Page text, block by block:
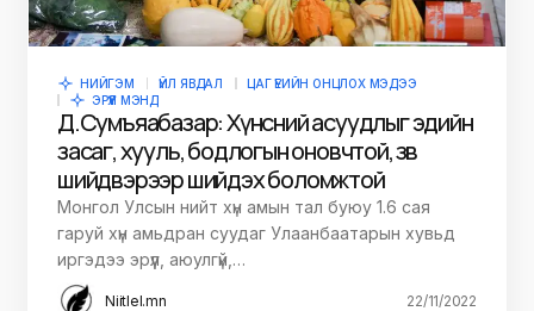
НИЙГЭМ ҮЙЛ ЯВДАЛ
ЦАГ ҮЕИЙН ОНЦЛОХ МЭДЭЭ
ЭРҮҮЛ МЭНД
Д.Сумъяабазар: Хүнсний асуудлыг эдийн
засаг, хууль, бодлогын оновчтой, зөв
шийдвэрээр шийдэх боломжтой
Монгол Улсын нийт хүн амын тал буюу 1.6 сая
гаруй хүн амьдран суудаг Улаанбаатарын хувьд
иргэдээ эрүүл, аюулгүй,…
Niitlel.mn 22/11/2022